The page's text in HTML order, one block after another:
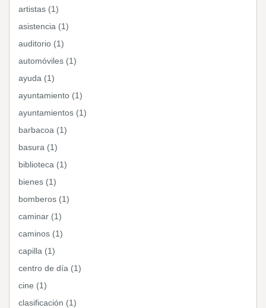
artistas (1)
asistencia (1)
auditorio (1)
automóviles (1)
ayuda (1)
ayuntamiento (1)
ayuntamientos (1)
barbacoa (1)
basura (1)
biblioteca (1)
bienes (1)
bomberos (1)
caminar (1)
caminos (1)
capilla (1)
centro de día (1)
cine (1)
clasificación (1)